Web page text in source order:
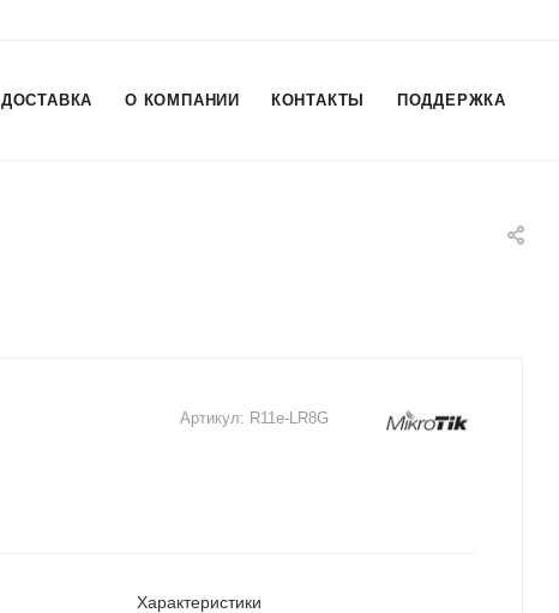
О КОМПАНИИ КОНТАКТЫ ПОДДЕРЖКА
Артикул: R11e-LR8G
Характеристики